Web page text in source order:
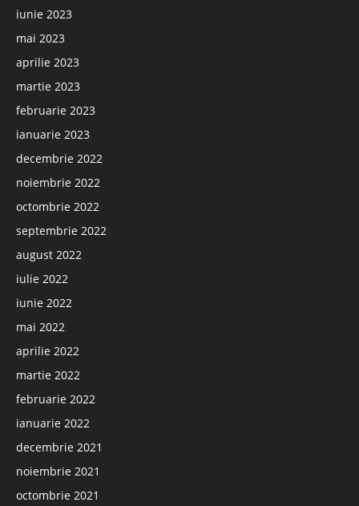
iunie 2023
mai 2023
aprilie 2023
martie 2023
februarie 2023
ianuarie 2023
decembrie 2022
noiembrie 2022
octombrie 2022
septembrie 2022
august 2022
iulie 2022
iunie 2022
mai 2022
aprilie 2022
martie 2022
februarie 2022
ianuarie 2022
decembrie 2021
noiembrie 2021
octombrie 2021